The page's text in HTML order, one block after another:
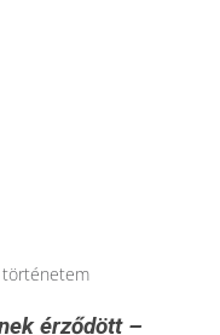
történetem
érződött –